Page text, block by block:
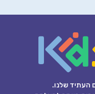
העתיד שלנו.